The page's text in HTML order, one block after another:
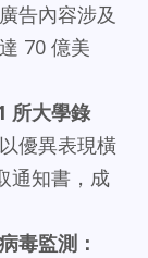
告內容涉及
70 億美
所大學錄
優異表現橫
通知書，成
毒監測：